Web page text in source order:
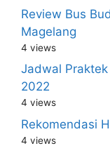
Review Bus
Magelang
4 views
Jadwal
2022
4 views
Rekomendasi
4 views